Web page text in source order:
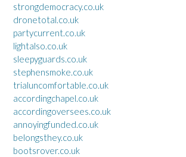
strongdemocracy.co.uk
dronetotal.co.uk
partycurrent.co.uk
lightalso.co.uk
sleepyguards.co.uk
stephensmoke.co.uk
trialuncomfortable.co.uk
accordingchapel.co.uk
accordingoversees.co.uk
annoyingfunded.co.uk
belongsthey.co.uk
bootsrover.co.uk